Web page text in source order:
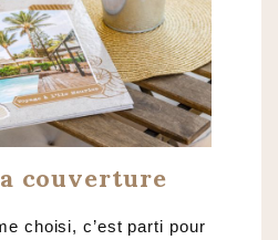
couverture
choisi, c’est parti pour